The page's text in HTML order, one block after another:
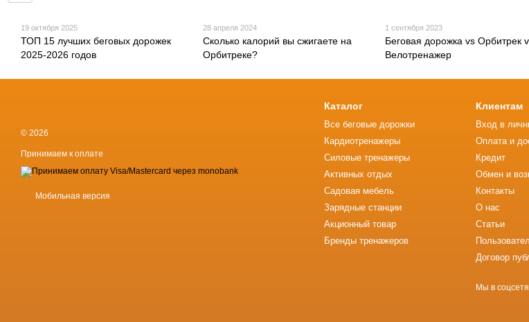
19 октября 2025
ТОП 15 лучших беговых дорожек
2025-2026 годов
28 апреля 2024
Сколько калорий вы сжигаете на
Орбитреке?
1 сентября 2023
Беговая дорожка vs Орбитрек
Велотренажер
© 2026
Принимаем к оплате
Мобильная версия
Каталог
Все беговые дорожки
Кардиотренажеры
Силовые тренажеры
Активных отдых
Садовая мебель
Зарядные станции
Акционный товар
Бренды тренажеров
Клиентам
Вход в
Оплата и
Кредит
Обмен и
Контакты
О нас
Статьи
Договор
Мы в